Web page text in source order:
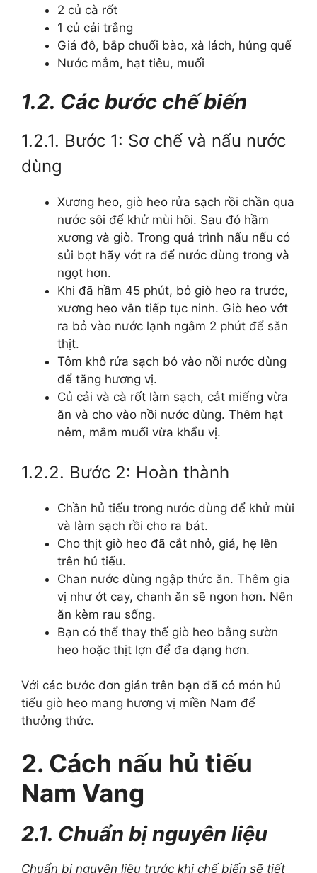
2 củ cà rốt
1 củ cải trắng
Giá đỗ, bắp chuối bào, xà lách, húng quế
Nước mắm, hạt tiêu, muối
1.2. Các bước chế biến
1.2.1. Bước 1: Sơ chế và nấu nước
dùng
Xương heo, giò heo rửa sạch rồi chần qua
nước sôi để khử mùi hôi. Sau đó hầm
xương và giò. Trong quá trình nấu nếu có
sủi bọt hãy vớt ra để nước dùng trong và
ngọt hơn.
Khi đã hầm 45 phút, bỏ giò heo ra trước,
xương heo vẫn tiếp tục ninh. Giò heo vớt
ra bỏ vào nước lạnh ngâm 2 phút để săn
thịt.
Tôm khô rửa sạch bỏ vào nồi nước dùng
để tăng hương vị.
Củ cải và cà rốt làm sạch, cắt miếng vừa
ăn và cho vào nồi nước dùng. Thêm hạt
nêm, mắm muối vừa khẩu vị.
1.2.2. Bước 2: Hoàn thành
Chần hủ tiếu trong nước dùng để khử mùi
và làm sạch rồi cho ra bát.
Cho thịt giò heo đã cắt nhỏ, giá, hẹ lên
trên hủ tiếu.
Chan nước dùng ngập thức ăn. Thêm gia
vị như ớt cay, chanh ăn sẽ ngon hơn. Nên
ăn kèm rau sống.
Bạn có thể thay thế giò heo bằng sườn
heo hoặc thịt lợn để đa dạng hơn.
Với các bước đơn giản trên bạn đã có món hủ
tiếu giò heo mang hương vị miền Nam để
thưởng thức.
2. Cách nấu hủ tiếu
Nam Vang
2.1. Chuẩn bị nguyên liệu
Chuẩn bị nguyên liệu trước khi chế biến sẽ tiết